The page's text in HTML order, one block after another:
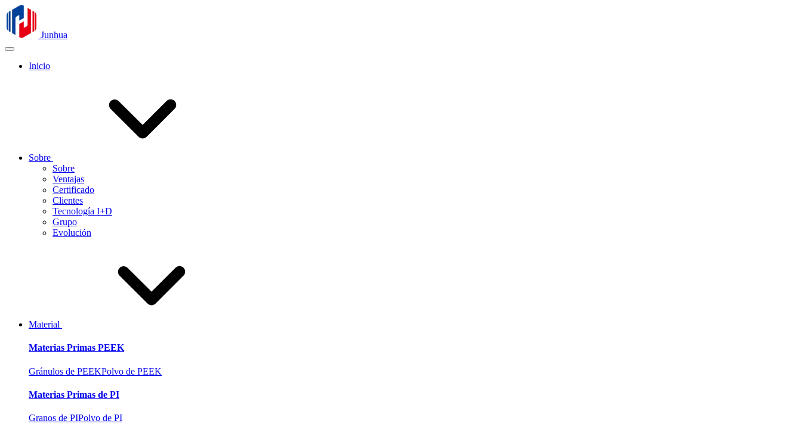
Junhua
Inicio
Sobre
Sobre
Ventajas
Certificado
Clientes
Tecnología I+D
Grupo
Evolución
Material
Materias Primas PEEK
Gránulos de PEEKPolvo de PEEK
Materias Primas de PI
Granos de PIPolvo de PI